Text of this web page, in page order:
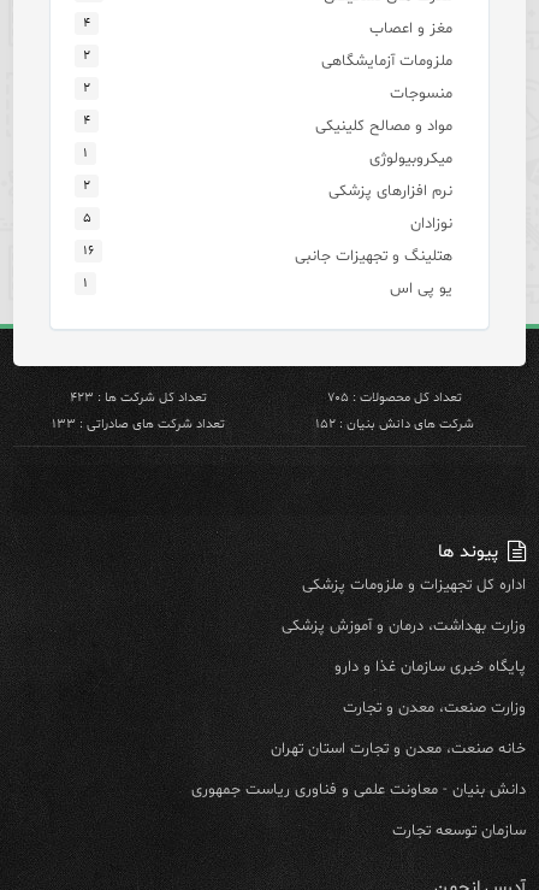
مغز و اعصاب ۴
ملزومات آزمایشگاهی ۲
منسوجات ۲
مواد و مصالح کلینیکی ۴
میکروبیولوژی ۱
نرم افزارهای پزشکی ۲
نوزادان ۵
هتلینگ و تجهیزات جانبی ۱۶
یو پی اس ۱
تعداد کل محصولات : ۷۰۵
تعداد کل شرکت ها : ۴۲۳
شرکت های دانش بنیان : ۱۵۲
تعداد شرکت های صادراتی : ۱۳۳
پیوند ها
اداره کل تجهیزات و ملزومات پزشکی
وزارت بهداشت، درمان و آموزش پزشکی
پایگاه خبری سازمان غذا و دارو
وزارت صنعت، معدن و تجارت
خانه صنعت، معدن و تجارت استان تهران
دانش بنیان - معاونت علمی و فناوری ریاست جمهوری
سازمان توسعه تجارت